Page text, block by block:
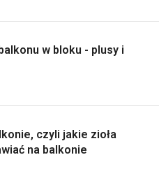
w bloku - plusy i
czyli jakie zioła
na balkonie